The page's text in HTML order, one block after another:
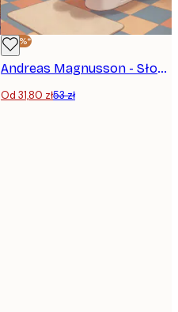
-40%*
Andreas Magnusson - Słoń Czyta na Toalecie Plakat
Od 31,80 zł53 zł